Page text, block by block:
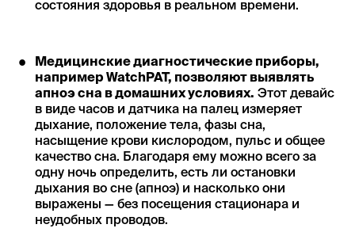
состояния здоровья в реальном времени.
Медицинские диагностические приборы,
например WatchPAT, позволяют выявлять
апноэ сна в домашних условиях. Этот девайс
в виде часов и датчика на палец измеряет
дыхание, положение тела, фазы сна,
насыщение крови кислородом, пульс и общее
качество сна. Благодаря ему можно всего за
одну ночь определить, есть ли остановки
дыхания во сне (апноэ) и насколько они
выражены — без посещения стационара и
неудобных проводов.